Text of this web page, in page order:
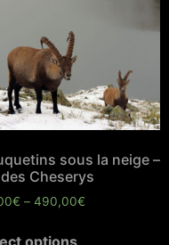
sous la neige –
Cheserys
€ – 490,00€
options